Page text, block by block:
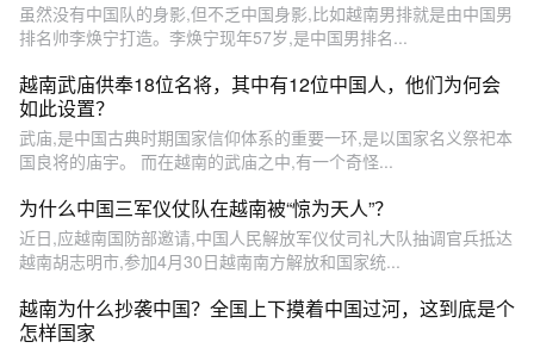
虽然没有中国队的身影,但不乏中国身影,比如越南男排就是由中国男
排名帅李焕宁打造。李焕宁现年57岁,是中国男排名...
越南武庙供奉18位名将，其中有12位中国人，他们为何会
如此设置？
武庙,是中国古典时期国家信仰体系的重要一环,是以国家名义祭祀本
国良将的庙宇。 而在越南的武庙之中,有一个奇怪...
为什么中国三军仪仗队在越南被“惊为天人”？
近日,应越南国防部邀请,中国人民解放军仪仗司礼大队抽调官兵抵达
越南胡志明市,参加4月30日越南南方解放和国家统...
越南为什么抄袭中国？全国上下摸着中国过河，这到底是个
怎样国家